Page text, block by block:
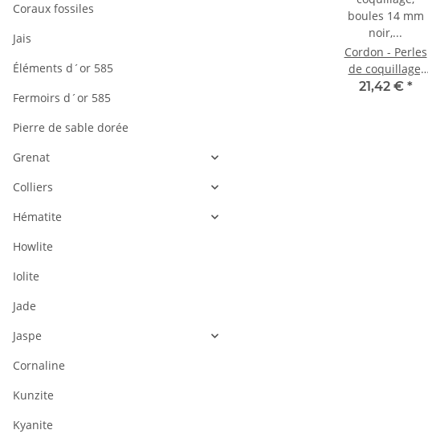
Cordon - Perles
de coquillage,
boules 14 mm
21,42 € *
Coraux fossiles
Jais
Éléments d´or 585
Fermoirs d´or 585
Pierre de sable dorée
Grenat
Colliers
Hématite
Howlite
Iolite
Jade
Jaspe
Cornaline
Kunzite
Kyanite